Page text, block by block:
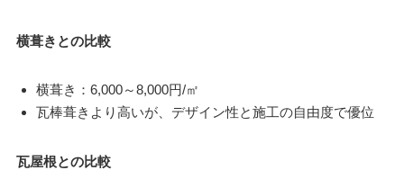
横葺きとの比較
横葺き：6,000～8,000円/㎡
瓦棒葺きより高いが、デザイン性と施工の自由度で優位
瓦屋根との比較